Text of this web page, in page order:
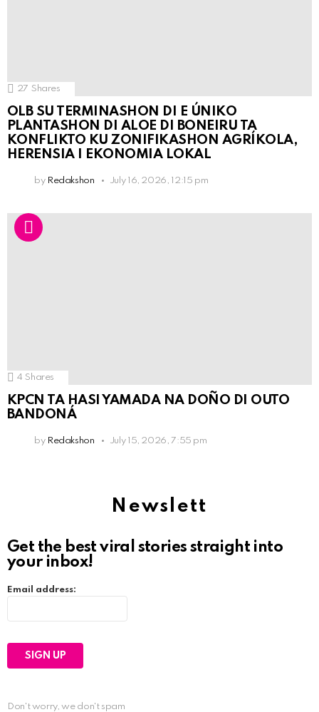
27 Shares
OLB SU TERMINASHON DI E ÚNIKO
PLANTASHON DI ALOE DI BONEIRU TA
KONFLIKTO KU ZONIFIKASHON AGRÍKOLA,
HERENSIA I EKONOMIA LOKAL
by Redakshon July 16, 2026, 12:15 pm
4 Shares
KPCN TA HASI YAMADA NA DOÑO DI OUTO
BANDONÁ
by Redakshon July 15, 2026, 7:55 pm
Newslett
Get the best viral stories straight into
your inbox!
Email address:
Don't worry, we don't spam